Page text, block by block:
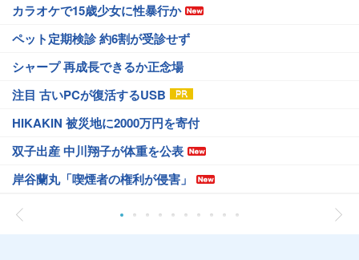
カラオケで15歳少女に性暴行か
ペット定期検診 約6割が受診せず
シャープ 再成長できるか正念場
注目 古いPCが復活するUSB
HIKAKIN 被災地に2000万円を寄付
双子出産 中川翔子が体重を公表
岸谷蘭丸「喫煙者の権利が侵害」